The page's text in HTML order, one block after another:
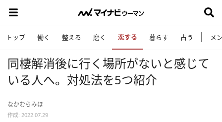
トップ 働く 整える 磨く 恋する 暮らす 占う メ
同棲解消後に行く場所がないと感じて
いる人へ。対処法を5つ紹介
なかむらみほ
作成: 2022.07.29